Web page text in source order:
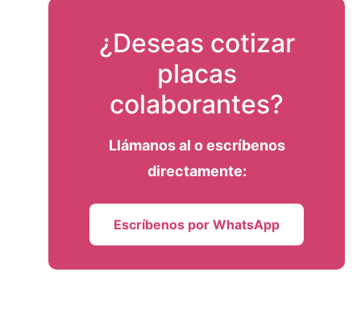
¿Deseas cotizar
placas
colaborantes?
Llámanos al o escríbenos
directamente:
Escríbenos por WhatsApp